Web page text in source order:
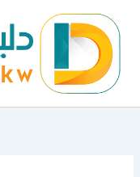
المحتوى